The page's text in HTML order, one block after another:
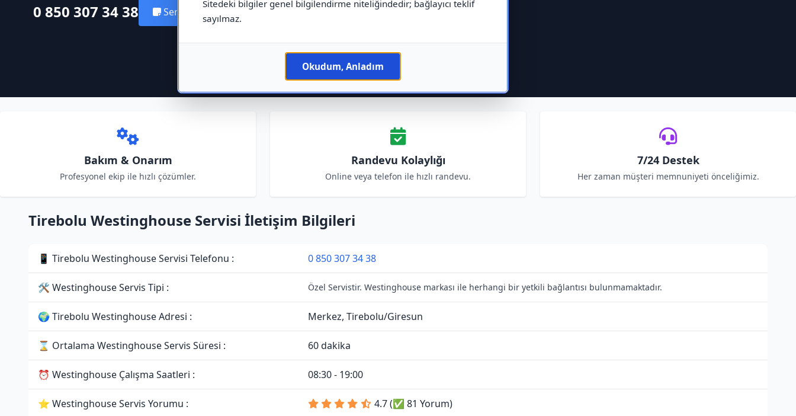
Sitedeki bilgiler genel bilgilendirme niteliğindedir; bağlayıcı teklif
sayılmaz.
Okudum, Anladım
0 850 307 34 38 Servis Kaydı Oluştur
Bakım & Onarım
Profesyonel ekip ile hızlı çözümler.
Randevu Kolaylığı
Online veya telefon ile hızlı randevu.
7/24 Destek
Her zaman müşteri memnuniyeti önceliğimiz.
Tirebolu Westinghouse Servisi İletişim Bilgileri
📱 Tirebolu Westinghouse Servisi Telefonu : 0 850 307 34 38
🛠 Westinghouse Servis Tipi : Özel Servistir. Westinghouse markası ile herhangi bir yetkili bağlantısı bulunmamaktadır.
🌍 Tirebolu Westinghouse Adresi : Merkez, Tirebolu/Giresun
⌛ Ortalama Westinghouse Servis Süresi : 60 dakika
⏰ Westinghouse Çalışma Saatleri : 08:30 - 19:00
⭐ Westinghouse Servis Yorumu : 4.7 (✅ 81 Yorum)